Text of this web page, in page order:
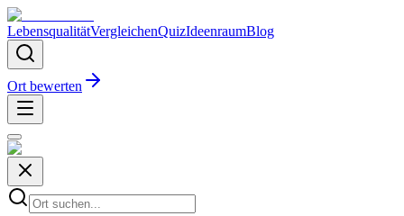
LebensqualitätVergleichenQuizIdeenraumBlog
Ort bewerten